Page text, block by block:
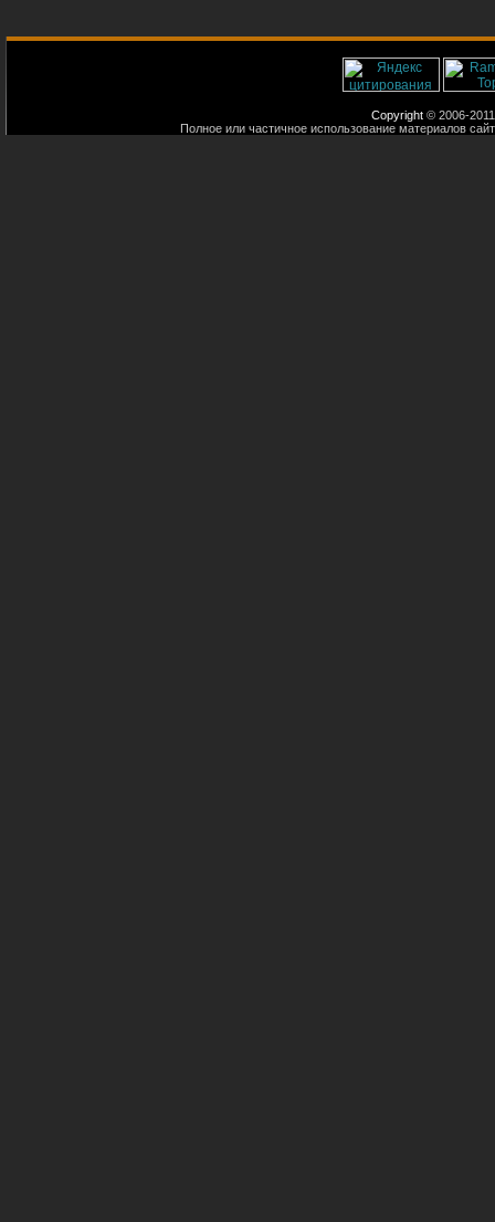
Copyright © 2006-
Полное или частичное использование материалов